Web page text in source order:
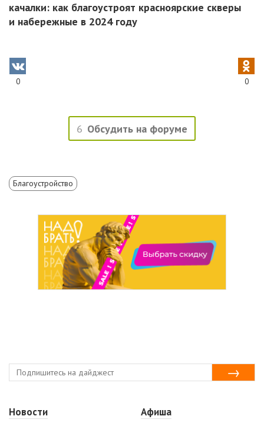
качалки: как благоустроят красноярские скверы
и набережные в 2024 году
0 0
6 Обсудить на форуме
Благоустройство
Новости
Афиша